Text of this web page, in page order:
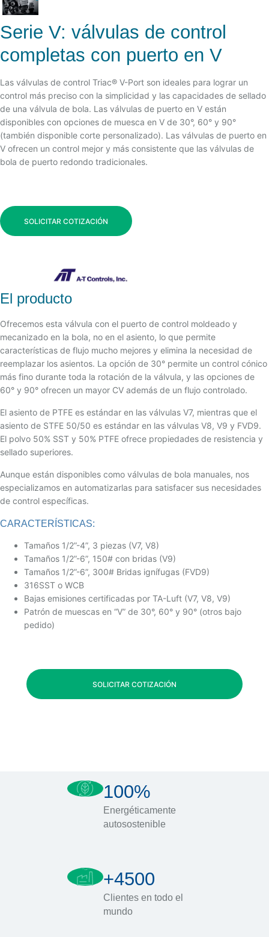
Serie V: válvulas de control
completas con puerto en V
Las válvulas de control Triac® V-Port son ideales para lograr un
control más preciso con la simplicidad y las capacidades de sellado
de una válvula de bola. Las válvulas de puerto en V están
disponibles con opciones de muesca en V de 30°, 60° y 90°
(también disponible corte personalizado). Las válvulas de puerto en
V ofrecen un control mejor y más consistente que las válvulas de
bola de puerto redondo tradicionales.
SOLICITAR COTIZACIÓN
El producto
Ofrecemos esta válvula con el puerto de control moldeado y
mecanizado en la bola, no en el asiento, lo que permite
características de flujo mucho mejores y elimina la necesidad de
reemplazar los asientos. La opción de 30° permite un control cónico
más fino durante toda la rotación de la válvula, y las opciones de
60° y 90° ofrecen un mayor CV además de un flujo controlado.
El asiento de PTFE es estándar en las válvulas V7, mientras que el
asiento de STFE 50/50 es estándar en las válvulas V8, V9 y FVD9.
El polvo 50% SST y 50% PTFE ofrece propiedades de resistencia y
sellado superiores.
Aunque están disponibles como válvulas de bola manuales, nos
especializamos en automatizarlas para satisfacer sus necesidades
de control específicas.
CARACTERÍSTICAS:
Tamaños 1/2”-4”, 3 piezas (V7, V8)
Tamaños 1/2”-6”, 150# con bridas (V9)
Tamaños 1/2”-6”, 300# Bridas ignífugas (FVD9)
316SST o WCB
Bajas emisiones certificadas por TA-Luft (V7, V8, V9)
Patrón de muescas en “V” de 30°, 60° y 90° (otros bajo
pedido)
SOLICITAR COTIZACIÓN
100%
Energéticamente
autosostenible
+4500
Clientes en todo el
mundo